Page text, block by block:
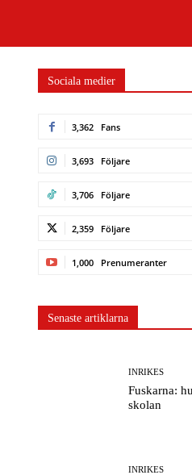
Sociala medier
3,362 Fans
3,693 Följare
3,706 Följare
2,359 Följare
1,000 Prenumeranter
Senaste artiklarna
INRIKES
Fuskarna:
skolan
INRIKES